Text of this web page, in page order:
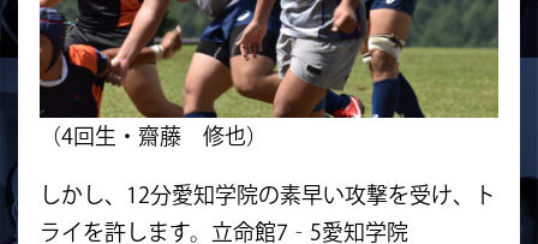
（4回生・齋藤 修也）
しかし、12分愛知学院の素早い攻撃を受け、ト
ライを許します。立命館7‐5愛知学院